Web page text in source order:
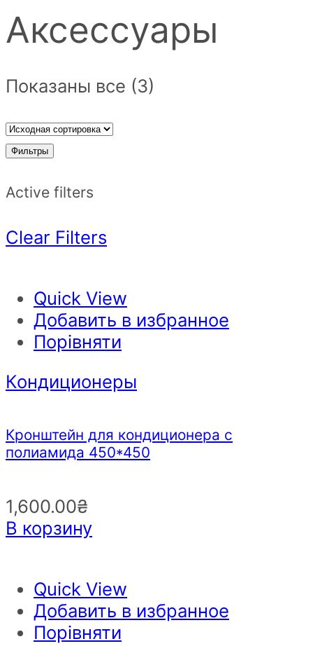
Аксессуары
Показаны все (3)
Фильтры
Active filters
Clear Filters
Quick View
Добавить в избранное
Порівняти
Кондиционеры
Кронштейн для кондиционера с
полиамида 450*450
1,600.00₴
В корзину
Quick View
Добавить в избранное
Порівняти